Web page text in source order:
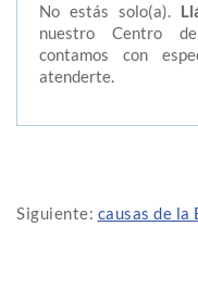
No estás solo(a).
nuestro Centro
contamos con
atenderte.
Siguiente: causas de la